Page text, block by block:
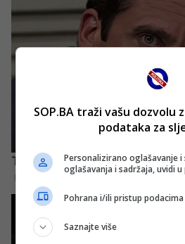
SOP.BA traži vašu dozvolu
podataka za
Personalizirano oglašavanje i
oglašavanja i sadržaja, uvidi
Pohrana i/ili pristup
Saznajte više